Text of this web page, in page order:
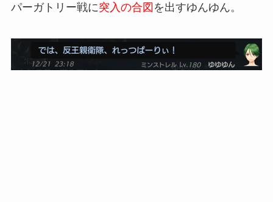
パーガトリー戦に突入の合図 を出すゆんゆん。